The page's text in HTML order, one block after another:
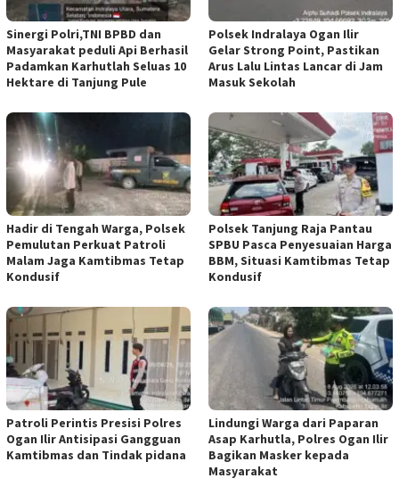
Sinergi Polri,TNI BPBD dan
Masyarakat peduli Api Berhasil
Padamkan Karhutlah Seluas 10
Hektare di Tanjung Pule
Polsek Indralaya Ogan Ilir
Gelar Strong Point, Pastikan
Arus Lalu Lintas Lancar di Jam
Masuk Sekolah
Hadir di Tengah Warga, Polsek
Pemulutan Perkuat Patroli
Malam Jaga Kamtibmas Tetap
Kondusif
Polsek Tanjung Raja Pantau
SPBU Pasca Penyesuaian Harga
BBM, Situasi Kamtibmas Tetap
Kondusif
Patroli Perintis Presisi Polres
Ogan Ilir Antisipasi Gangguan
Kamtibmas dan Tindak pidana
Lindungi Warga dari Paparan
Asap Karhutla, Polres Ogan Ilir
Bagikan Masker kepada
Masyarakat